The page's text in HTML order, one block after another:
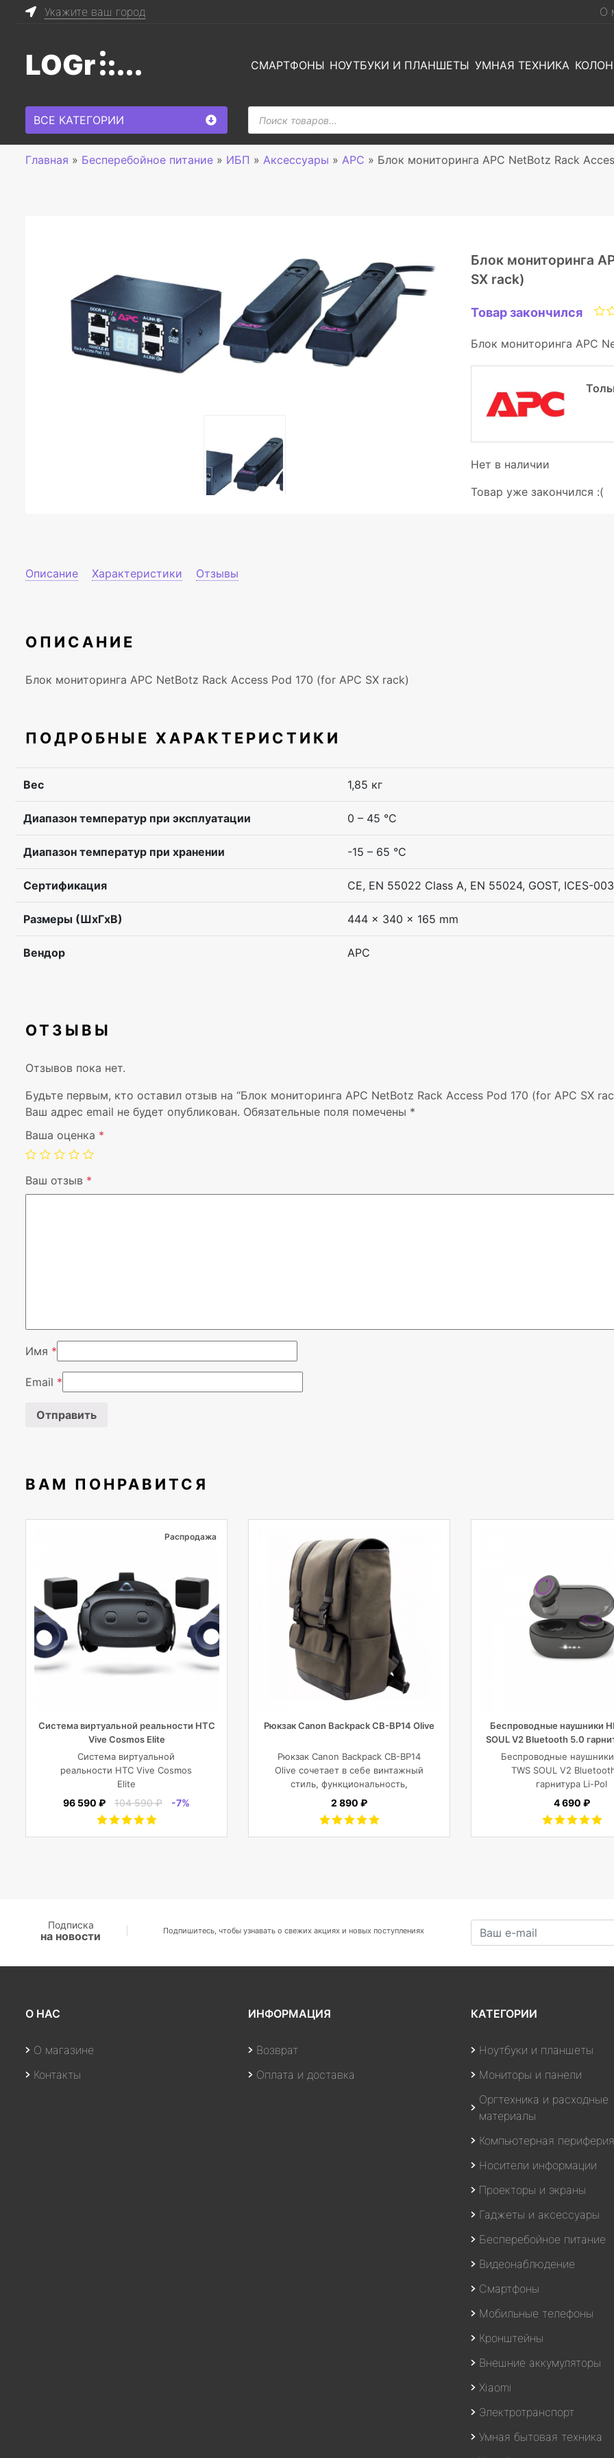
Укажите ваш город О
LOGr СМАРТФОНЫ НОУТБУКИ И ПЛАНШЕТЫ УМНАЯ ТЕХНИКА
ВСЕ КАТЕГОРИИ
Поиск
товаров
Главная » Бесперебойное питание » ИБП » Аксессуары » APC » Блок мониторинга APC NetBotz Rack
Блок мониторинга
SX rack)
Товар закончился
Блок мониторинга APC
Нет в наличии
Товар уже закончился :(
Описание Характеристики Отзывы
ОПИСАНИЕ
Блок мониторинга APC NetBotz Rack Access Pod 170 (for APC SX rack)
ПОДРОБНЫЕ ХАРАКТЕРИСТИКИ
Вес 1,85 кг
Диапазон температур при эксплуатации 0 – 45 °C
Диапазон температур при хранении -15 – 65 °C
Сертификация CE, EN 55022 Class A, EN 55024, GOST, ICES-
Размеры (ШхГхВ) 444 x 340 x 165 mm
Вендор APC
ОТЗЫВЫ
Отзывов пока нет.
Будьте первым, кто оставил отзыв на “Блок мониторинга APC NetBotz Rack Access Pod 170 (for APC SX
Ваш адрес email не будет опубликован. Обязательные поля помечены *
Ваша оценка *
Ваш отзыв *
Имя *
Email *
ВАМ ПОНРАВИТСЯ
Система виртуальной реальности HTC
Vive Cosmos Elite
Система виртуальной
реальности HTC Vive Cosmos
Elite
96 590 ₽ 104 590 ₽ -7%
Распродажа
Рюкзак Canon Backpack CB-BP14 Olive
Рюкзак Canon Backpack CB-BP14
Olive сочетает в себе винтажный
стиль, функциональность,
современный комфорт, и защиту
планшета, ноутбука или DJI
Mavic и пр.
2 890 ₽
Беспроводные наушники
SOUL V2 Bluetooth 5.0
2x43mAh+380mAh,
Беспроводные наушники
TWS SOUL V2
гарнитура Li-Pol
2x43mAh+380mAh,
4 690 ₽
Подписка
на новости Подпишитесь, чтобы узнавать о свежих акциях и новых поступлениях
О НАС
О магазине
Контакты
ИНФОРМАЦИЯ
Возврат
Оплата и доставка
КАТЕГОРИИ
Ноутбуки и планшеты
Мониторы и панели
Оргтехника и расходные
материалы
Компьютерная периферия
Носители информации
Проекторы и экраны
Гаджеты и аксессуары
Бесперебойное питание
Видеонаблюдение
Смартфоны
Мобильные телефоны
Кронштейны
Внешние аккумуляторы
Xiaomi
Электротранспорт
Умная бытовая техника